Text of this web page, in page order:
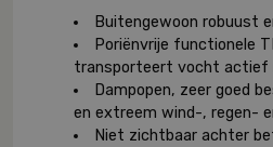
Buitengewoon robuust
Poriënvrije functionele
transporteert vocht actief
Dampopen, zeer goed
en extreem wind-, regen-
Niet zichtbaar achter